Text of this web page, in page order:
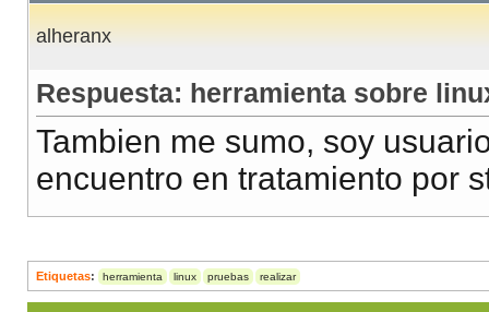
alheranx
Respuesta: herramienta sobre
Tambien me sumo, soy
encuentro en tratamiento por
Etiquetas: herramienta linux pruebas realizar